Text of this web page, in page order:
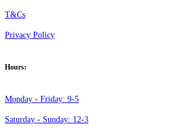
T&Cs
Privacy Policy
Hours:
Monday - Friday: 9-5
Saturday - Sunday: 12-3